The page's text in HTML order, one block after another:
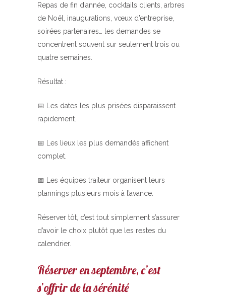
Repas de fin d’année, cocktails clients, arbres
de Noël, inaugurations, vœux d’entreprise,
soirées partenaires… les demandes se
concentrent souvent sur seulement trois ou
quatre semaines.
Résultat :
📅 Les dates les plus prisées disparaissent
rapidement.
📅 Les lieux les plus demandés affichent
complet.
📅 Les équipes traiteur organisent leurs
plannings plusieurs mois à l’avance.
Réserver tôt, c’est tout simplement s’assurer
d’avoir le choix plutôt que les restes du
calendrier.
Réserver en septembre, c’est
s’offrir de la sérénité